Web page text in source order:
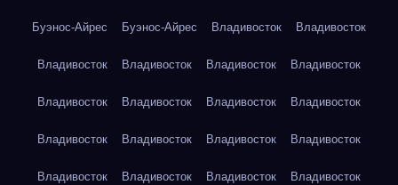
Буэнос-Айрес Буэнос-Айрес Владивосток Владивосток
Владивосток Владивосток Владивосток Владивосток
Владивосток Владивосток Владивосток Владивосток
Владивосток Владивосток Владивосток Владивосток
Владивосток Владивосток Владивосток Владивосток